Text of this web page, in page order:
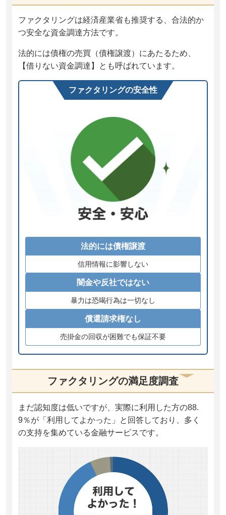
ファクタリングは経済産業省も推奨する、合法的か
つ安全な資金調達方法です。
法的には債権の売買（債権譲渡）にあたるため、
【借りない資金調達】とも呼ばれています。
ファクタリングの安全性
法的には債権譲渡
信用情報に影響しない
闇金や反社ではない
暴力は恐喝行為は一切なし
償還請求権なし
売掛金の回収が困難でも保証不要
ファクタリングの満足度調査
まだ認知度は低いですが、実際に利用した方の88.
9％が「利用してよかった」と回答しており、多く
の支持を集めている金融サービスです。